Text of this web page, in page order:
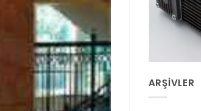
ARŞIVLER